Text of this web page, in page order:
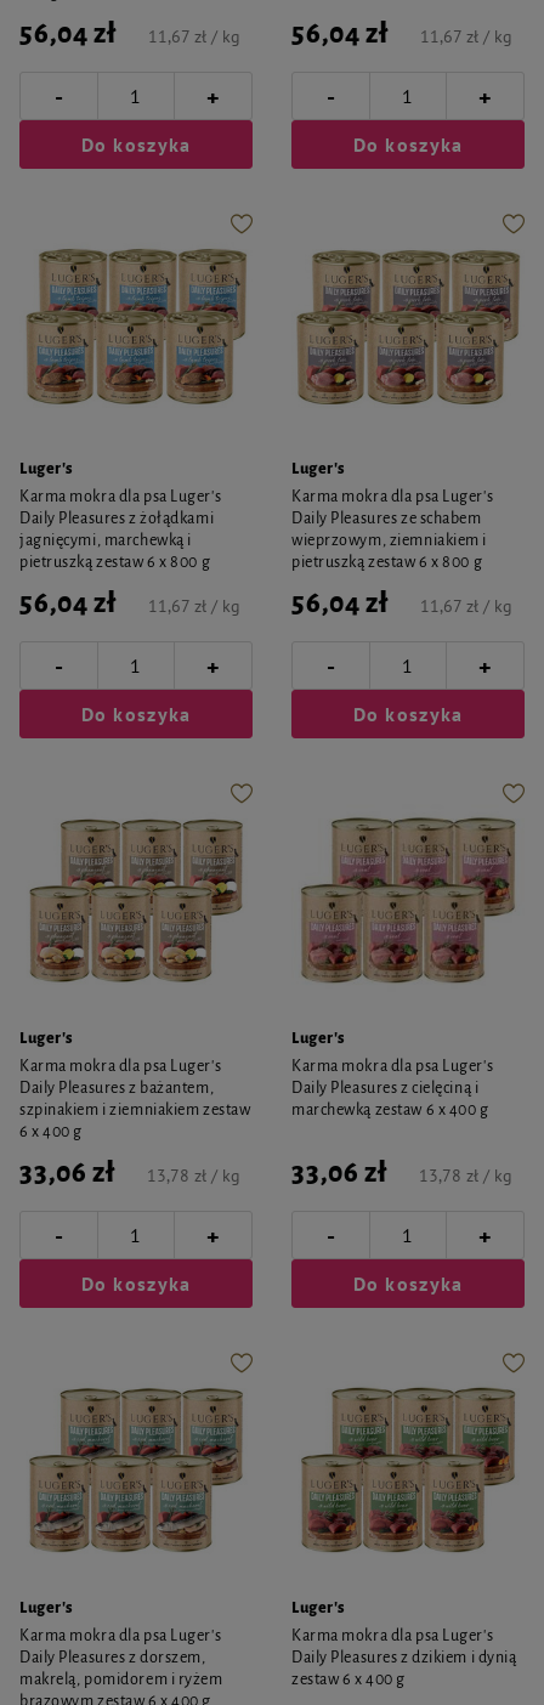
56,04 zł 11,67 zł / kg
- +
Do koszyka
56,04 zł 11,67 zł / kg
- +
Do koszyka
Luger's
Karma mokra dla psa Luger's
Daily Pleasures z żołądkami
jagnięcymi, marchewką i
pietruszką zestaw 6 x 800 g
56,04 zł 11,67 zł / kg
- +
Do koszyka
Luger's
Karma mokra dla psa Luger's
Daily Pleasures ze schabem
wieprzowym, ziemniakiem i
pietruszką zestaw 6 x 800 g
56,04 zł 11,67 zł / kg
- +
Do koszyka
Luger's
Karma mokra dla psa Luger's
Daily Pleasures z bażantem,
szpinakiem i ziemniakiem zestaw
6 x 400 g
33,06 zł 13,78 zł / kg
- +
Do koszyka
Luger's
Karma mokra dla psa Luger's
Daily Pleasures z cielęciną i
marchewką zestaw 6 x 400 g
33,06 zł 13,78 zł / kg
- +
Do koszyka
Luger's
Karma mokra dla psa Luger's
Daily Pleasures z dorszem,
makrelą, pomidorem i ryżem
brązowym zestaw 6 x 400 g
Luger's
Karma mokra dla psa Luger's
Daily Pleasures z dzikiem i dynią
zestaw 6 x 400 g